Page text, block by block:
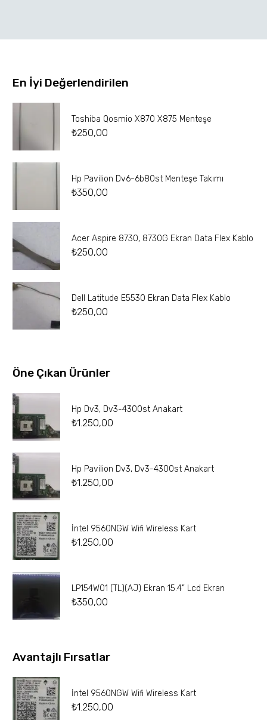
En İyi Değerlendirilen
Toshiba Qosmio X870 X875 Menteşe
₺250,00
Hp Pavilion Dv6-6b80st Menteşe Takımı
₺350,00
Acer Aspire 8730, 8730G Ekran Data Flex Kablo
₺250,00
Dell Latitude E5530 Ekran Data Flex Kablo
₺250,00
Öne Çıkan Ürünler
Hp Dv3, Dv3-4300st Anakart
₺1.250,00
Hp Pavilion Dv3, Dv3-4300st Anakart
₺1.250,00
İntel 9560NGW Wifi Wireless Kart
₺1.250,00
LP154W01 (TL)(AJ) Ekran 15.4” Lcd Ekran
₺350,00
Avantajlı Fırsatlar
İntel 9560NGW Wifi Wireless Kart
₺1.250,00